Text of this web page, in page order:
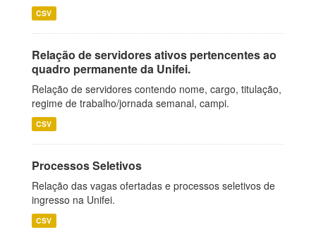
CSV
Relação de servidores ativos pertencentes ao
quadro permanente da Unifei.
Relação de servidores contendo nome, cargo, titulação,
regime de trabalho/jornada semanal, campi.
CSV
Processos Seletivos
Relação das vagas ofertadas e processos seletivos de
ingresso na Unifei.
CSV